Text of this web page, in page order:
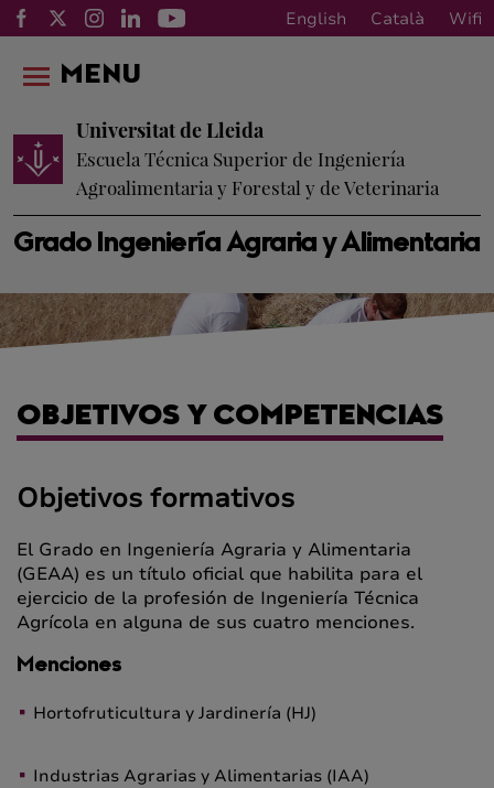
English Català Wifi
Grado Ingeniería Agraria y Alimentaria
Universitat de Lleida
Escuela Técnica Superior de Ingeniería
Agroalimentaria y Forestal y de Veterinaria
MENU
OBJETIVOS Y COMPETENCIAS
Objetivos formativos
El Grado en Ingeniería Agraria y Alimentaria
(GEAA) es un título oficial que habilita para el
ejercicio de la profesión de Ingeniería Técnica
Agrícola en alguna de sus cuatro menciones.
Menciones
Hortofruticultura y Jardinería (HJ)
Industrias Agrarias y Alimentarias (IAA)